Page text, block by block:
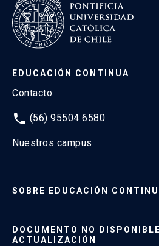
EDUCACIÓN CONTINUA
Contacto
phone (56) 95504 6580
Nuestros campus
SOBRE EDUCACIÓN
Formas de Pago
DOCUMENTO NO
ACTUALIZACIÓN